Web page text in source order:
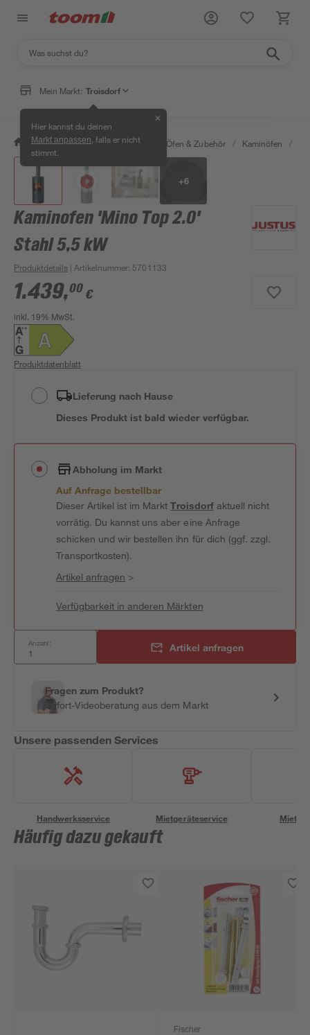
Mein Markt: Troisdorf
Hier kannst du deinen
Markt anpassen , falls er nicht
stimmt.
✕
/ Bauen & Renovieren / Kamine, Öfen & Zubehör / Kaminöfen /
+6
Kaminofen 'Mino Top 2.0'
Stahl 5,5 kW
Produktdetails | Artikelnummer: 5701133
1.439,00 €
inkl. 19% MwSt.
Produktdatenblatt
Lieferung nach Hause
Dieses Produkt ist bald wieder verfügbar.
Abholung im Markt
Auf Anfrage bestellbar
Dieser Artikel ist im MarktTroisdorfaktuell nicht
vorrätig. Du kannst uns aber eine Anfrage
schicken und wir bestellen ihn für dich (ggf. zzgl.
Transportkosten).
Artikel anfragen >
Verfügbarkeit in anderen Märkten
Anzahl: Artikel anfragen
Fragen zum Produkt?
Sofort-Videoberatung aus dem Markt
Unsere passenden Services
Handwerksservice Mietgeräteservice
Häufig dazu gekauft
Fischer